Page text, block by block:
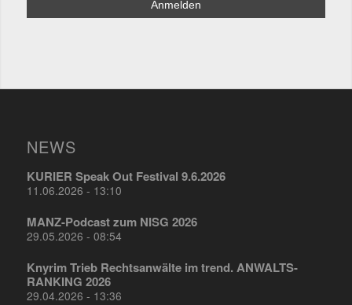
NEWS
KURIER Speak Out Festival 9.6.2026
11.06.2026 - 13:10
MANZ-Podcast zum NISG 2026
29.05.2026 - 08:54
Knyrim Trieb Rechtsanwälte im trend. ANWALTS-
RANKING 2026
29.04.2026 - 13:36